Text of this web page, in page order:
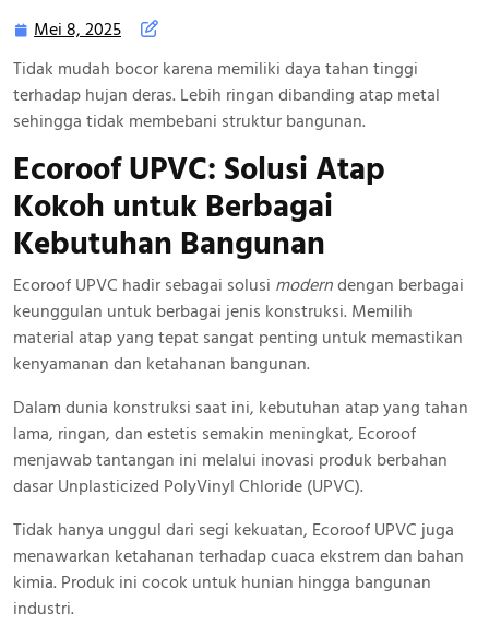
Mei 8, 2025 Mei
2025
Tidak mudah bocor karena memiliki daya tahan tinggi
terhadap hujan deras. Lebih ringan dibanding atap metal
sehingga tidak membebani struktur bangunan.
Ecoroof UPVC: Solusi Atap
Kokoh untuk Berbagai
Kebutuhan Bangunan
Ecoroof UPVC hadir sebagai solusi moderndengan berbagai
keunggulan untuk berbagai jenis konstruksi. Memilih
material atap yang tepat sangat penting untuk memastikan
kenyamanan dan ketahanan bangunan.
Dalam dunia konstruksi saat ini, kebutuhan atap yang tahan
lama, ringan, dan estetis semakin meningkat, Ecoroof
menjawab tantangan ini melalui inovasi produk berbahan
dasar Unplasticized PolyVinyl Chloride (UPVC).
Tidak hanya unggul dari segi kekuatan, Ecoroof UPVC juga
menawarkan ketahanan terhadap cuaca ekstrem dan bahan
kimia. Produk ini cocok untuk hunian hingga bangunan
industri.